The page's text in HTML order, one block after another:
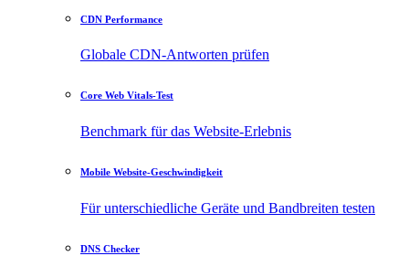
CDN Performance
Globale CDN-Antworten prüfen
Core Web Vitals-Test
Benchmark für das Website-Erlebnis
Mobile Website-Geschwindigkeit
Für unterschiedliche Geräte und Bandbreiten testen
DNS Checker